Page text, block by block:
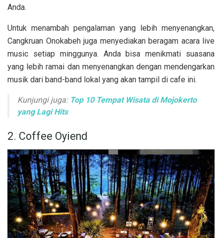
Anda.
Untuk menambah pengalaman yang lebih menyenangkan,
Cangkruan Onokabeh juga menyediakan beragam acara live
music setiap minggunya. Anda bisa menikmati suasana
yang lebih ramai dan menyenangkan dengan mendengarkan
musik dari band-band lokal yang akan tampil di cafe ini.
Kunjungi juga: Top 10 Tempat Wisata di Mojokerto
yang Lagi Hits
2. Coffee Oyiend